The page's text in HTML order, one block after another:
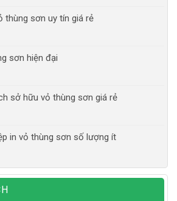
thùng sơn uy tín giá rẻ
sơn hiện đại
sở hữu vỏ thùng sơn giá rẻ
in vỏ thùng sơn số lượng ít